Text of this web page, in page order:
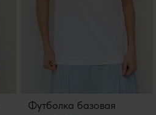
Футболка базовая